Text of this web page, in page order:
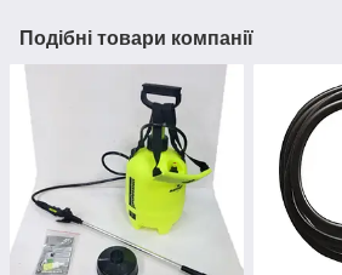
Подібні товари компанії